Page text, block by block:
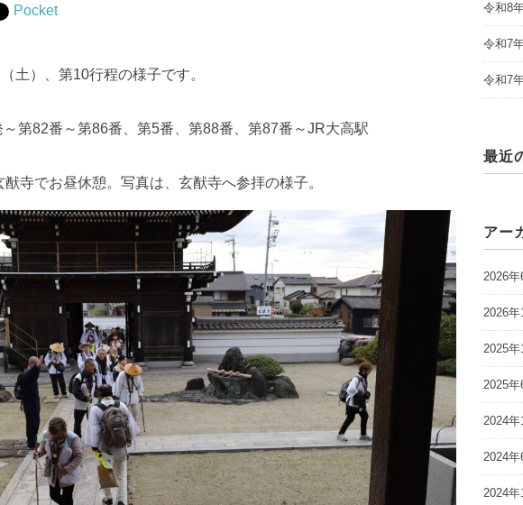
Pocket
土）、第10行程の様子です。
第82番～第86番、第5番、第88番、第87番～JR大高駅
寺でお昼休憩。写真は、玄猷寺へ参拝の様子。
令和8
令和7
令和7
最近
アー
2026年
2026年
2025年
2025年
2024年
2024年
2024年